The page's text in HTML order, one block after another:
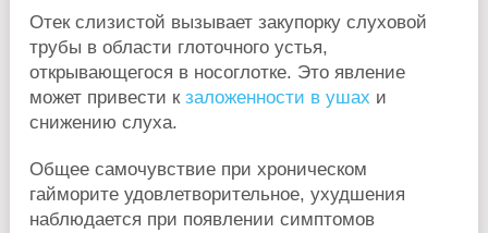
Отек слизистой вызывает закупорку слуховой
трубы в области глоточного устья,
открывающегося в носоглотке. Это явление
может привести к заложенности в ушах и
снижению слуха.
Общее самочувствие при хроническом
гайморите удовлетворительное, ухудшения
наблюдается при появлении симптомов